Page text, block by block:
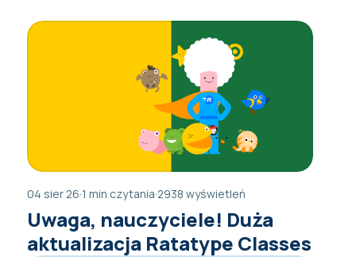
04 sier 26·1 min czytania·2938 wyświetleń
Uwaga, nauczyciele! Duża
aktualizacja Ratatype Classes